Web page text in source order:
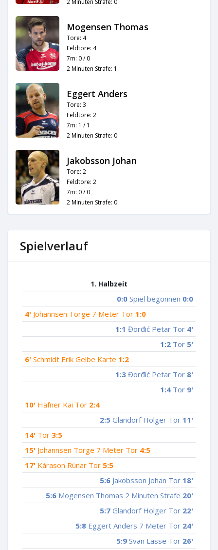
2 Minuten Strafe: 0
Mogensen Thomas
Tore: 4
Feldtore: 4
7m: 0 / 0
2 Minuten Strafe: 1
Eggert Anders
Tore: 3
Feldtore: 2
7m: 1 / 1
2 Minuten Strafe: 0
Jakobsson Johan
Tore: 2
Feldtore: 2
7m: 0 / 0
2 Minuten Strafe: 0
Spielverlauf
1. Halbzeit
0:0 Spiel begonnen 0:0
4' Johannsen Torge 7 Meter Tor 1:0
1:1 Đorđić Petar Tor 4'
1:2 Tor 5'
6' Schmidt Erik Gelbe Karte 1:2
1:3 Đorđić Petar Tor 8'
1:4 Tor 9'
10' Häfner Kai Tor 2:4
2:5 Glandorf Holger Tor 11'
14' Tor 3:5
15' Johannsen Torge 7 Meter Tor 4:5
17' Kárason Rúnar Tor 5:5
5:6 Jakobsson Johan Tor 18'
5:6 Mogensen Thomas 2 Minuten Strafe 20'
5:7 Glandorf Holger Tor 22'
5:8 Eggert Anders 7 Meter Tor 24'
5:9 Svan Lasse Tor 26'